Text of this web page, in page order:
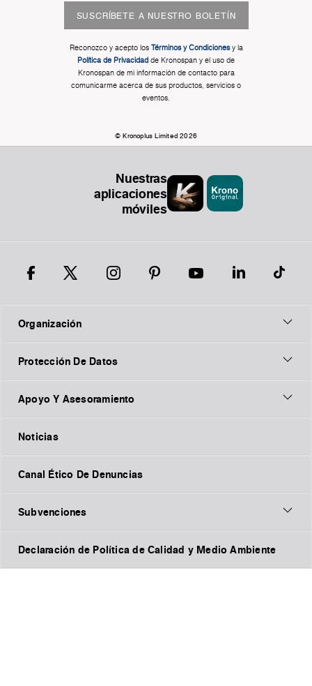
SUSCRÍBETE A NUESTRO BOLETÍN
Reconozco y acepto los Términos y Condicionesy la
Política de Privacidad de Kronospan y el uso de
Kronospan de mi información de contacto para
comunicarme acerca de sus productos, servicios o
eventos.
© Kronoplus Limited 2026
Nuestras
aplicaciones
móviles
Organización
Protección De Datos
Apoyo Y Asesoramiento
Noticias
Canal Ético De Denuncias
Subvenciones
Declaración de Política de Calidad y Medio Ambiente